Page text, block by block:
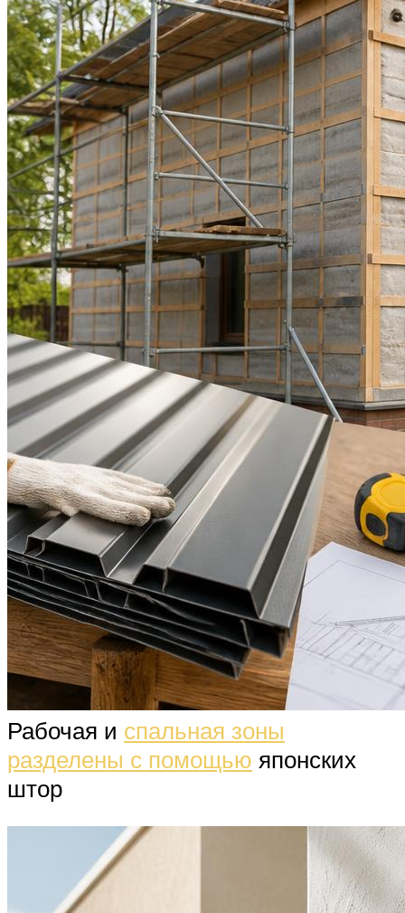
Рабочая и спальная зоны
разделены с помощью японских
штор